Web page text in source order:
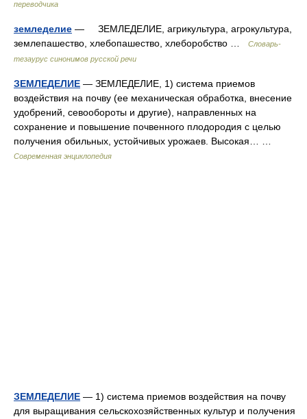
переводчика
земледелие — ЗЕМЛЕДЕЛИЕ, агрикультура, агрокультура,
землепашество, хлебопашество, хлеборобство …
Словарь-
тезаурус синонимов русской речи
ЗЕМЛЕДЕЛИЕ — ЗЕМЛЕДЕЛИЕ, 1) система приемов
воздействия на почву (ее механическая обработка, внесение
удобрений, севообороты и другие), направленных на
сохранение и повышение почвенного плодородия с целью
получения обильных, устойчивых урожаев. Высокая… …
Современная энциклопедия
ЗЕМЛЕДЕЛИЕ — 1) система приемов воздействия на почву
для выращивания сельскохозяйственных культур и получения